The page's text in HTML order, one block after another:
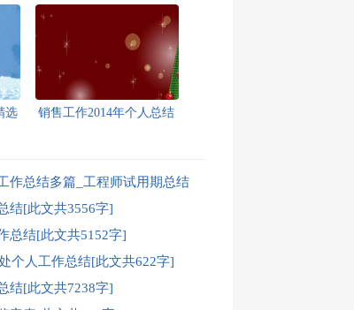
选
销售工作2014年个人总结
作总结多篇_工程师试用期总结
结[此文共3556字]
总结[此文共5152字]
个人工作总结[此文共622字]
结[此文共7238字]